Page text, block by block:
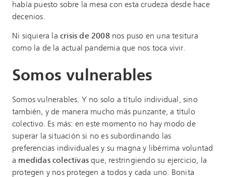
había puesto sobre la mesa con esta crudeza desde hace
decenios.
Ni siquiera la crisis de 2008nos puso en una tesitura
como la de la actual pandemia que nos toca vivir.
Somos vulnerables
Somos vulnerables. Y no solo a título individual, sino
también, y de manera mucho más punzante, a título
colectivo. Es más: en este momento no hay modo de
superar la situación si no es subordinando las
preferencias individuales y su magna y libérrima voluntad
a medidas colectivas que, restringiendo su ejercicio, la
protegen y nos protegen a todos y cada uno. Bonita